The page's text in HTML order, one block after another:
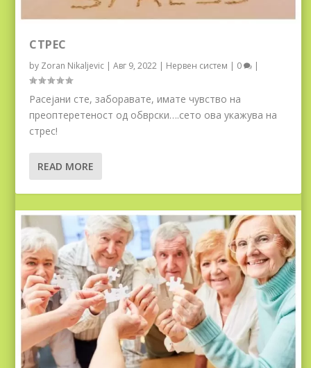
СТРЕС
by Zoran Nikaljevic |Авг 9, 2022 | Нервен систем | 0 |
Расејани сте, заборавате, имате чувство на
преоптеретеност од обврски….сето ова укажува на
стрес!
READ MORE